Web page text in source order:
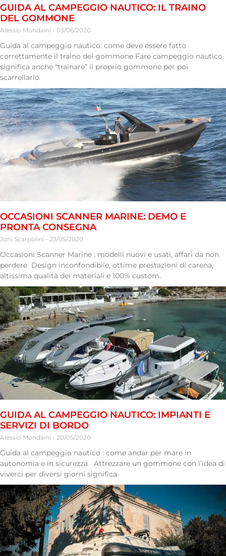
GUIDA AL CAMPEGGIO NAUTICO: IL TRAINO
DEL GOMMONE
Alessio Mondaini 03/06/2020
Guida al campeggio nautico: come deve essere fatto
correttamente il traino del gommone Fare campeggio nautico
significa anche “trainare” il proprio gommone per poi
scarrellarlo
OCCASIONI SCANNER MARINE: DEMO E
PRONTA CONSEGNA
Joni Scarpolini 23/05/2020
Occasioni Scanner Marine : modelli nuovi e usati, affari da non
perdere Design inconfondibile, ottime prestazioni di carena,
altissima qualità dei materiali e 100% custom.
GUIDA AL CAMPEGGIO NAUTICO: IMPIANTI E
SERVIZI DI BORDO
Alessio Mondaini 20/05/2020
Guida al campeggio nautico : come andar per mare in
autonomia e in sicurezza Attrezzare un gommone con l’idea di
viverci per diversi giorni significa